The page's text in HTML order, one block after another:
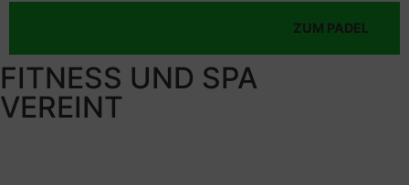
ZUM PADEL
FITNESS UND SPA
VEREINT